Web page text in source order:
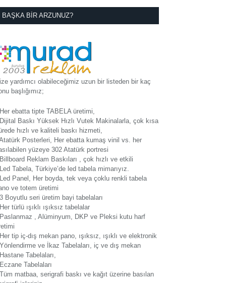
BAŞKA BIR ARZUNUZ?
yardımcı olabileceğimiz uzun bir listeden bir kaç
başlığımız;
ebatta tipte TABELA üretimi,
Baskı Yüksek Hızlı Vutek Makinalarla, çok kısa
hızlı ve kaliteli baskı hizmeti,
Posterleri, Her ebatta kumaş vinil vs. her
yüzeye 302 Atatürk portresi
Reklam Baskıları , çok hızlı ve etkili
Tabela, Türkiye’de led tabela mimarıyız.
Panel, Her boyda, tek veya çoklu renkli tabela
ve totem üretimi
Boyutlu seri üretim bayi tabelaları
türlü ışıklı ışıksız tabelalar
, Alüminyum, DKP ve Pleksi kutu harf
tip iç-dış mekan pano, ışıksız, ışıklı ve elektronik
ve İkaz Tabelaları, iç ve dış mekan
Tabelaları,
Tabelaları
matbaa, serigrafi baskı ve kağıt üzerine basılan